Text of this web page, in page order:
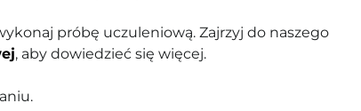
próbę uczuleniową. Zajrzyj do naszego
, aby dowiedzieć się więcej.